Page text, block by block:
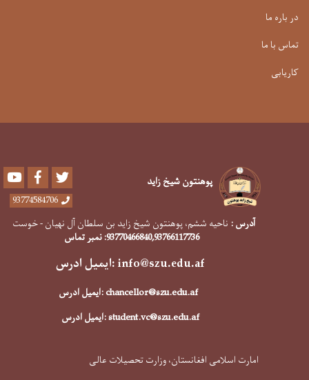
در باره ما
تماس با ما
کاریابی
پوهنتون شیخ زاید Youtube Facebook
93774584706
آدرس : ناحیه ششم، پوهنتون شیخ زاید بن سلطان آل نهیان - خوست
93770466840,93766117736 : نمبر تماس
info@szu.edu.af:ایمیل ادرس
chancellor@szu.edu.af:ایمیل ادرس
student.vc@szu.edu.af:ایمیل ادرس
امارت اسلامی افغانستان، وزارت تحصیلات عالی